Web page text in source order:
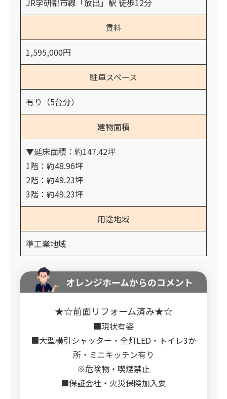
JR学研都市線「放出」駅 徒歩12分
賃料
1,595,000円
駐車スペース
有り（5台分）
建物面積
▼延床面積：約147.42坪
1階：約48.96坪
2階：約49.23坪
3階：約49.23坪
用途地域
準工業地域
オレンジホームからのコメント
★☆前面リフォーム済み★☆
■現状有姿
■大型横引シャッター・全灯LED・トイレ3か
所・ミニキッチン有り
※危険物・喫煙禁止
■保証会社・火災保険加入要